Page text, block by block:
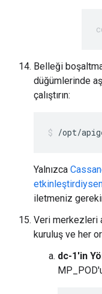
Belleği
düğümlerinde
çalıştırın:
/opt/
Yalnızca
iletmeniz
Veri merkezleri
kuruluş ve her
dc-1'in